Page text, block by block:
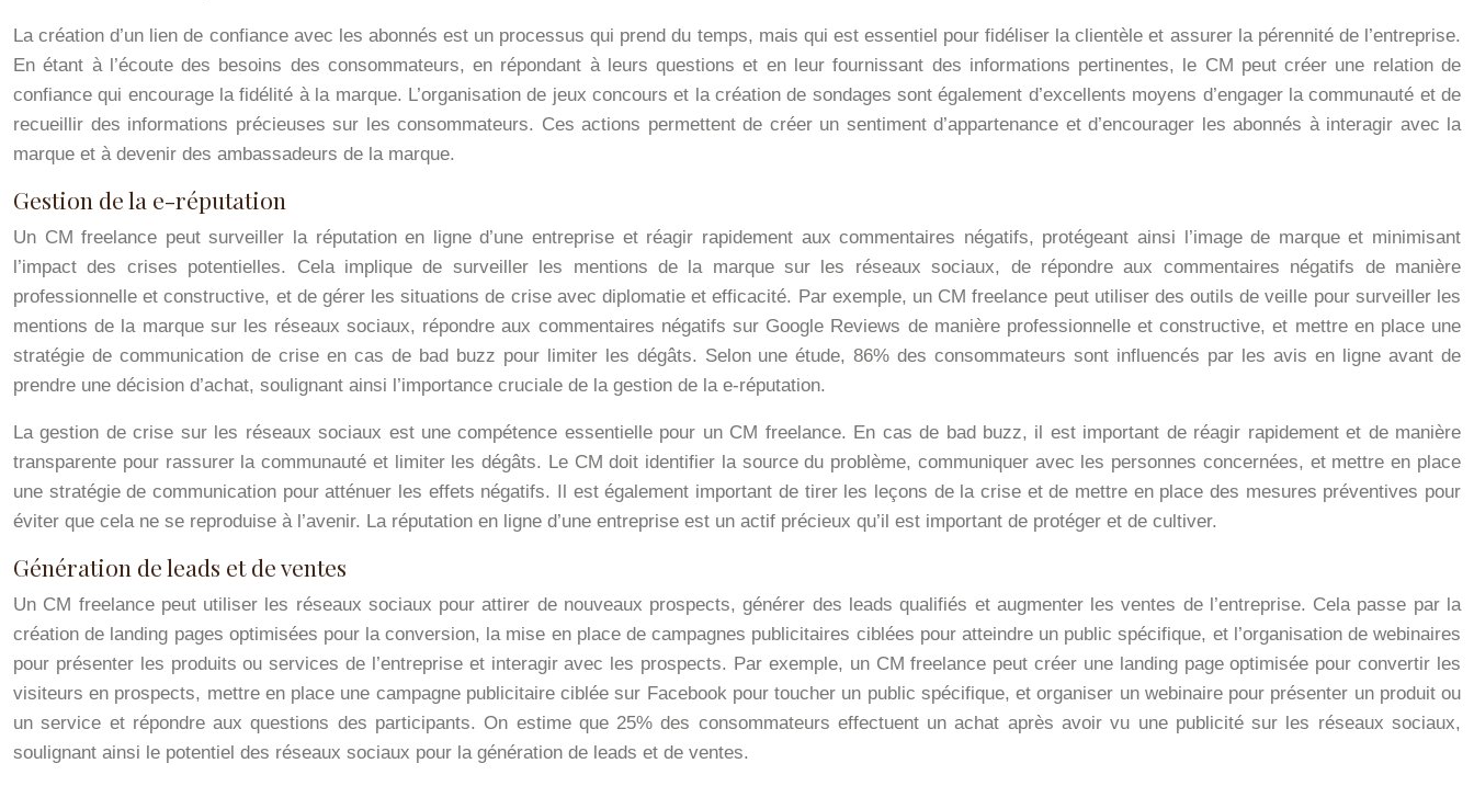
La création d’un lien de confiance avec les abonnés est un processus qui prend du temps, mais qui est essentiel pour fidéliser la clientèle et assurer la pérennité de l’entreprise.
En étant à l’écoute des besoins des consommateurs, en répondant à leurs questions et en leur fournissant des informations pertinentes, le CM peut créer une relation de
confiance qui encourage la fidélité à la marque. L’organisation de jeux concours et la création de sondages sont également d’excellents moyens d’engager la communauté et de
recueillir des informations précieuses sur les consommateurs. Ces actions permettent de créer un sentiment d’appartenance et d’encourager les abonnés à interagir avec la
marque et à devenir des ambassadeurs de la marque.
Gestion de la e-réputation
Un CM freelance peut surveiller la réputation en ligne d’une entreprise et réagir rapidement aux commentaires négatifs, protégeant ainsi l’image de marque et minimisant
l’impact des crises potentielles. Cela implique de surveiller les mentions de la marque sur les réseaux sociaux, de répondre aux commentaires négatifs de manière
professionnelle et constructive, et de gérer les situations de crise avec diplomatie et efficacité. Par exemple, un CM freelance peut utiliser des outils de veille pour surveiller les
mentions de la marque sur les réseaux sociaux, répondre aux commentaires négatifs sur Google Reviews de manière professionnelle et constructive, et mettre en place une
stratégie de communication de crise en cas de bad buzz pour limiter les dégâts. Selon une étude, 86% des consommateurs sont influencés par les avis en ligne avant de
prendre une décision d’achat, soulignant ainsi l’importance cruciale de la gestion de la e-réputation.
La gestion de crise sur les réseaux sociaux est une compétence essentielle pour un CM freelance. En cas de bad buzz, il est important de réagir rapidement et de manière
transparente pour rassurer la communauté et limiter les dégâts. Le CM doit identifier la source du problème, communiquer avec les personnes concernées, et mettre en place
une stratégie de communication pour atténuer les effets négatifs. Il est également important de tirer les leçons de la crise et de mettre en place des mesures préventives pour
éviter que cela ne se reproduise à l’avenir. La réputation en ligne d’une entreprise est un actif précieux qu’il est important de protéger et de cultiver.
Génération de leads et de ventes
Un CM freelance peut utiliser les réseaux sociaux pour attirer de nouveaux prospects, générer des leads qualifiés et augmenter les ventes de l’entreprise. Cela passe par la
création de landing pages optimisées pour la conversion, la mise en place de campagnes publicitaires ciblées pour atteindre un public spécifique, et l’organisation de webinaires
pour présenter les produits ou services de l’entreprise et interagir avec les prospects. Par exemple, un CM freelance peut créer une landing page optimisée pour convertir les
visiteurs en prospects, mettre en place une campagne publicitaire ciblée sur Facebook pour toucher un public spécifique, et organiser un webinaire pour présenter un produit ou
un service et répondre aux questions des participants. On estime que 25% des consommateurs effectuent un achat après avoir vu une publicité sur les réseaux sociaux,
soulignant ainsi le potentiel des réseaux sociaux pour la génération de leads et de ventes.